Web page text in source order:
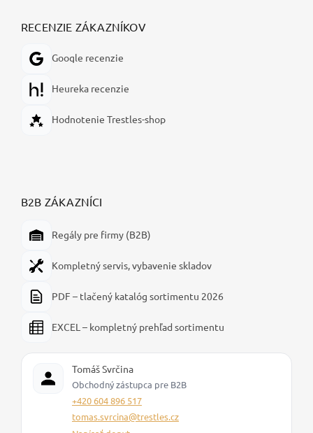
RECENZIE ZÁKAZNÍKOV
Google recenzie
Heureka recenzie
Hodnotenie Trestles-shop
B2B ZÁKAZNÍCI
Regály pre firmy (B2B)
Kompletný servis, vybavenie skladov
PDF – tlačený katalóg sortimentu 2026
EXCEL – kompletný prehľad sortimentu
Tomáš Svrčina
Obchodný zástupca pre B2B
+420 604 896 517
tomas.svrcina@trestles.cz